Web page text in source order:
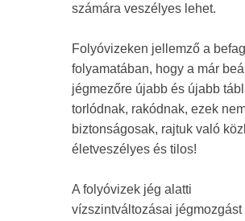
számára veszélyes lehet.
Folyóvizeken jellemző a
folyamatában, hogy a már
jégmezőre újabb és újabb
torlódnak, rakódnak, ezek
biztonságosak, rajtuk való
életveszélyes és tilos!
A folyóvizek jég alatti
vízszintváltozásai jégmozgást